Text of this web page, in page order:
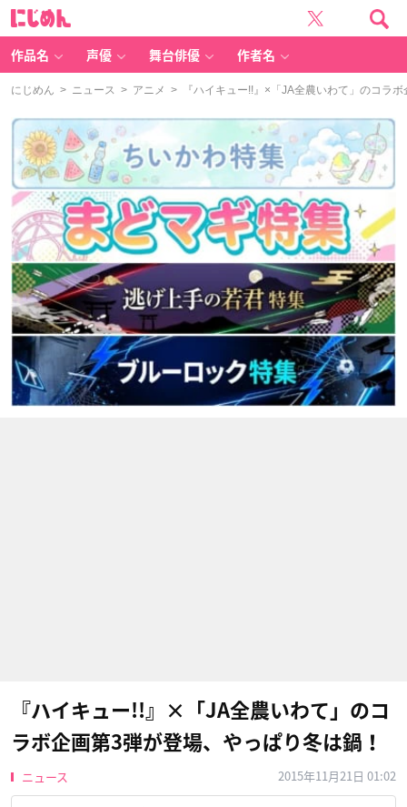
作品名 声優 舞台俳優 作者名
にじめん > ニュース > アニメ > 『ハイキュー!!』×「JA全農いわて」のコラ
『ハイキュー!!』×「JA全農いわて」のコ
ラボ企画第3弾が登場、やっぱり冬は鍋！
ニュース 2015年11月21日 01:02